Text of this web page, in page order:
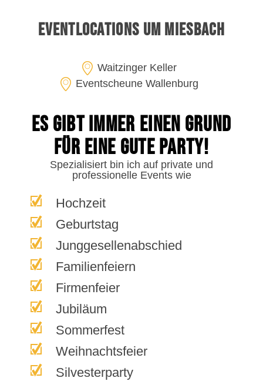
Eventlocations um Miesbach
Waitzinger Keller
Eventscheune Wallenburg
Es gibt immer einen Grund
für eine gute Party!
Spezialisiert bin ich auf private und
professionelle Events wie
Hochzeit
Geburtstag
Junggesellenabschied
Familienfeiern
Firmenfeier
Jubiläum
Sommerfest
Weihnachtsfeier
Silvesterparty